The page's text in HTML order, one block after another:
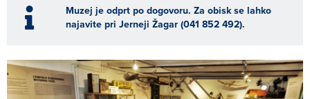
Muzej je odprt po dogovoru. Za obisk se lahko
najavite pri Jerneji Žagar (041 852 492).